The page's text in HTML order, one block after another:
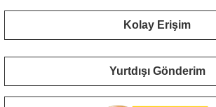
Kolay Erişim
Yurtdışı Gönderim